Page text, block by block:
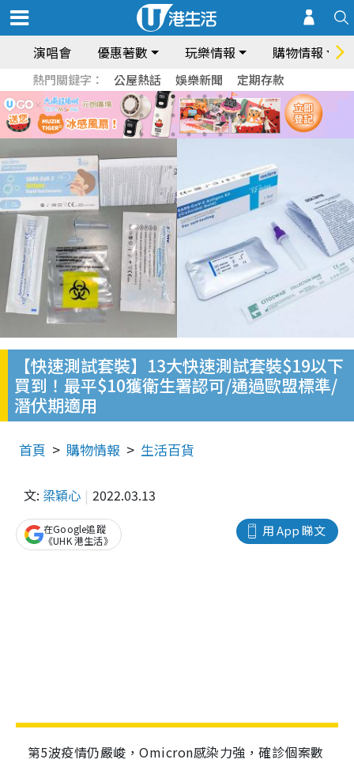
演唱會 優惠著數 玩樂情報 購物情報
熱門關鍵字： 公屋熱話 娛樂新聞 定期存款
【快速測試套裝】13大快速測試套裝$19以下
買到！最平$10獲衛生署認可/通過歐盟標準/
潛伏期適用
首頁 購物情報 生活百貨
文: 梁穎心 2022.03.13
用 App 睇文
在Google追蹤
《UHK 港生活》
第5波疫情仍嚴峻，Omicron感染力強，確診個案數